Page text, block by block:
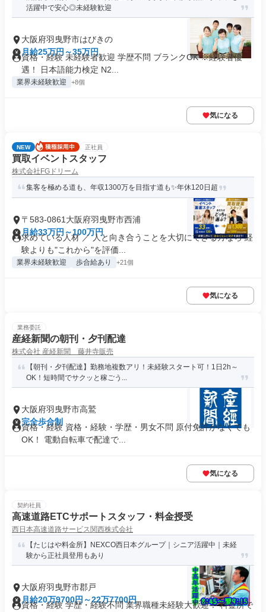
活躍中で安心◎未経験歓迎
大阪府羽曳野市はびきの
月給25万円～35万円
資格・経験 未経験者歓迎 学歴不問 ブランクOK ※経験者優
遇！ 日本語能力検定 N2...
業界未経験歓迎 +8個
気になる
NEW 正社員
買取イベントスタッフ
株式会社FGドリーム
集客を極める道も、年収1300万を目指す道も✨年休120日超
〒583-0861大阪府羽曳野市西浦
月給33万円～100万円
求めている人材 ／ 人と向き合うことを大切にできる方なら 経
験よりも"これから"を評価...
業界未経験歓迎 歩合給あり +21個
気になる
業務委託
産経新聞の朝刊・夕刊配達
株式会社 産経新聞 藤井寺販売
【朝刊・夕刊配達】勤務地複数アリ！未経験スタート可！1日2h～
OK！短時間でサクッと稼ごう...
大阪府羽曳野市高鷲
完全歩合制
資格・経験 資格・経験・学歴・男女不問 原付免許がなくても
OK！ 電動自転車で配達で...
気になる
契約社員
高速道路ETCサポートスタッフ・料金授受
西日本高速道路サービス関西株式会社
【たじはや料金所】NEXCO西日本グループ｜シニア活躍中｜未経
験から正社員登用もあり
大阪府羽曳野市郡戸
月給20万9700円～22万7700円
資格・経験 学歴・経験不問 業界職種未経験大歓迎！ 料金所で